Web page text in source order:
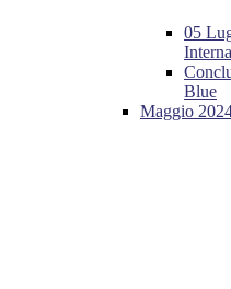
05
Blue
Maggio